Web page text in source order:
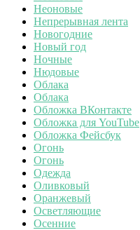
Неоновые
Непрерывная лента
Новогодние
Новый год
Ночные
Нюдовые
Облака
Облака
Обложка ВКонтакте
Обложка для YouTube
Обложка Фейсбук
Огонь
Огонь
Одежда
Оливковый
Оранжевый
Осветляющие
Осенние